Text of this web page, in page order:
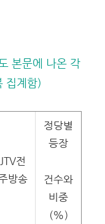
본문에 나온 각
집계함)
JTV전
방송
정당별
등장
건수와
비중
(%)